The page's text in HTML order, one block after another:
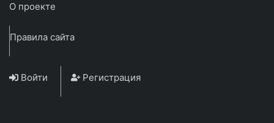
О проекте
Правила сайта
Войти Регистрация